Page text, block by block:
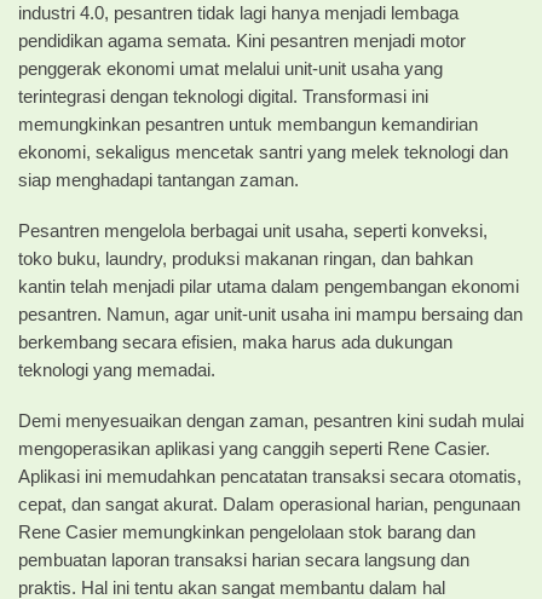
industri 4.0, pesantren tidak lagi hanya menjadi lembaga
pendidikan agama semata. Kini pesantren menjadi motor
penggerak ekonomi umat melalui unit-unit usaha yang
terintegrasi dengan teknologi digital. Transformasi ini
memungkinkan pesantren untuk membangun kemandirian
ekonomi, sekaligus mencetak santri yang melek teknologi dan
siap menghadapi tantangan zaman.
Pesantren mengelola berbagai unit usaha, seperti konveksi,
toko buku, laundry, produksi makanan ringan, dan bahkan
kantin telah menjadi pilar utama dalam pengembangan ekonomi
pesantren. Namun, agar unit-unit usaha ini mampu bersaing dan
berkembang secara efisien, maka harus ada dukungan
teknologi yang memadai.
Demi menyesuaikan dengan zaman, pesantren kini sudah mulai
mengoperasikan aplikasi yang canggih seperti Rene Casier.
Aplikasi ini memudahkan pencatatan transaksi secara otomatis,
cepat, dan sangat akurat. Dalam operasional harian, pengunaan
Rene Casier memungkinkan pengelolaan stok barang dan
pembuatan laporan transaksi harian secara langsung dan
praktis. Hal ini tentu akan sangat membantu dalam hal